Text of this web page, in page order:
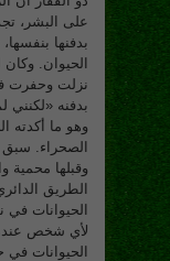
على البشر،
بدفنها
الحيوان.
نزلت وحفرت
بدفنه «لكنني
وهو ما أكدته
الصحراء. سبق
وقبلها
الطريق
الحيوانات في
لأي شخص
الحيوانات